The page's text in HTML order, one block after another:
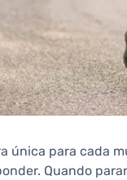
única para cada
Quando